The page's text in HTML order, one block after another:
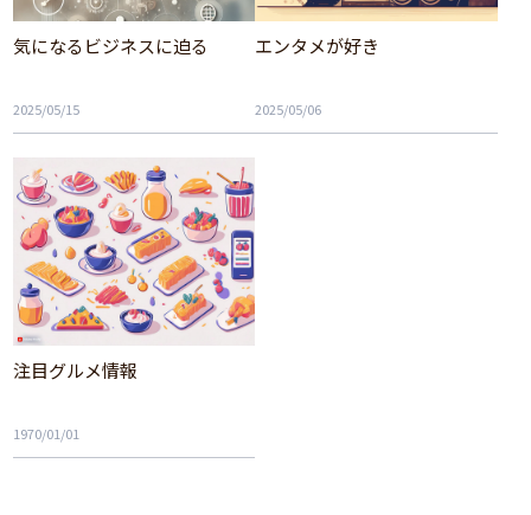
気になるビジネスに迫る
2025/05/15
エンタメが好き
2025/05/06
注目グルメ情報
1970/01/01